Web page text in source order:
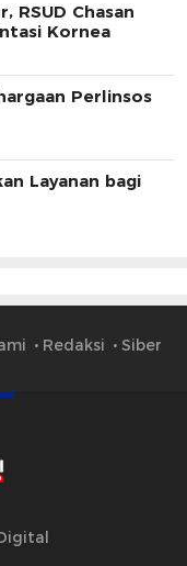
RSUD Chasan
Kornea
Perlinsos
Layanan bagi
Redaksi Siber